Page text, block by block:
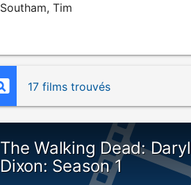
Southam, Tim
17 films trouvés
The Walking Dead: Daryl
Dixon: Season 1